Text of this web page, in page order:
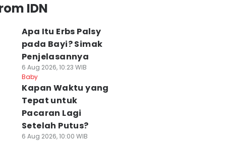
IDN
Apa Itu Erbs Palsy
pada Bayi? Simak
Penjelasannya
6 Aug 2026, 10:23 WIB
Baby
⁠Kapan Waktu yang
Tepat untuk
Pacaran Lagi
Setelah Putus?
6 Aug 2026, 10:00 WIB